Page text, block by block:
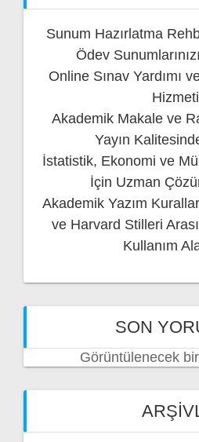
Sunum Hazırlatma
Ödev
Online Sınav Yardımı
Hizmeti
Akademik Makale ve
Yayın
İstatistik, Ekonomi ve
İçin Uzman
Akademik Yazım
ve Harvard Stilleri
Kullanım
SON
Görüntülenecek